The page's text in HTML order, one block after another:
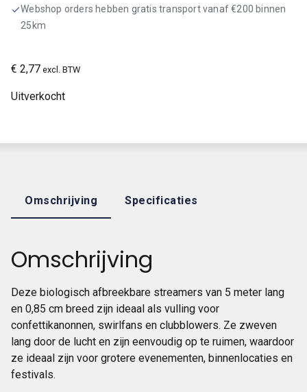
checkWebshop orders hebben gratis transport vanaf €200 binnen
25km
€ 2,77 excl. BTW
Uitverkocht
Omschrijving Specificaties
Omschrijving
Deze biologisch afbreekbare streamers van 5 meter lang
en 0,85 cm breed zijn ideaal als vulling voor
confettikanonnen, swirlfans en clubblowers. Ze zweven
lang door de lucht en zijn eenvoudig op te ruimen, waardoor
ze ideaal zijn voor grotere evenementen, binnenlocaties en
festivals.